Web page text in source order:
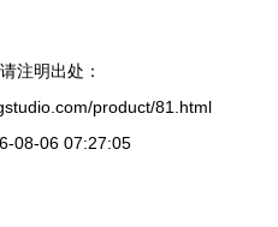
注明出处：
product/81.html
08-06 07:27:05